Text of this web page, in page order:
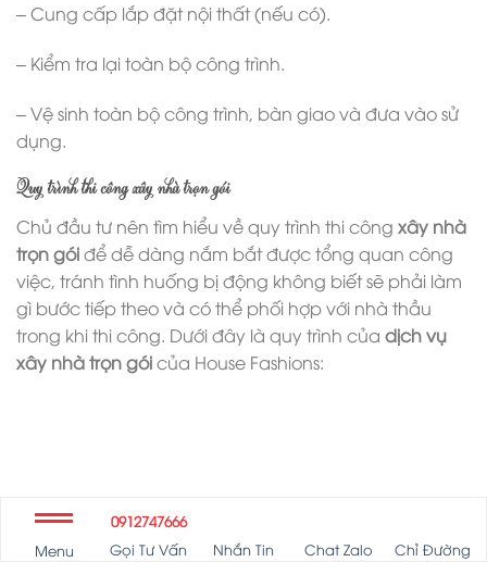
– Cung cấp lắp đặt nội thất (nếu có).
– Kiểm tra lại toàn bộ công trình.
– Vệ sinh toàn bộ công trình, bàn giao và đưa vào sử
dụng.
Quy trình thi công xây nhà trọn gói
Chủ đầu tư nên tìm hiểu về quy trình thi công xây nhà
trọn góiđể dễ dàng nắm bắt được tổng quan công
việc, tránh tình huống bị động không biết sẽ phải làm
gì bước tiếp theo và có thể phối hợp với nhà thầu
trong khi thi công. Dưới đây là quy trình của dịch vụ
xây nhà trọn góicủa House Fashions:
Menu
0912747666
Gọi Tư Vấn
Nhắn Tin Chat Zalo Chỉ Đường